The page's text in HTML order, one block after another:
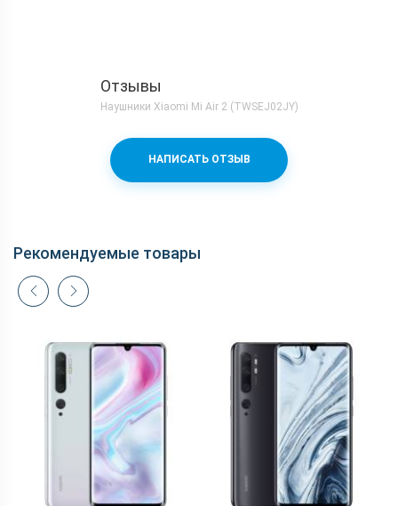
Отзывы
Наушники Xiaomi Mi Air 2 (TWSEJ02JY)
НАПИСАТЬ ОТЗЫВ
Рекомендуемые товары